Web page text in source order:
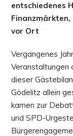
entschiedenes
vor Ort
Vergangenes
Veranstaltungen
dieser
Gödelitz allein
kamen zur
und SPD-